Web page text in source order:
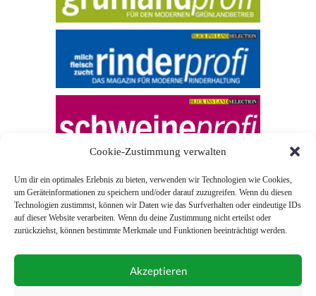
Cookie-Zustimmung verwalten
Um dir ein optimales Erlebnis zu bieten, verwenden wir Technologien wie Cookies,
um Geräteinformationen zu speichern und/oder darauf zuzugreifen. Wenn du diesen
Technologien zustimmst, können wir Daten wie das Surfverhalten oder eindeutige IDs
auf dieser Website verarbeiten. Wenn du deine Zustimmung nicht erteilst oder
zurückziehst, können bestimmte Merkmale und Funktionen beeinträchtigt werden.
Akzeptieren
© 2026 Blick ins Land
Unterstützt durch